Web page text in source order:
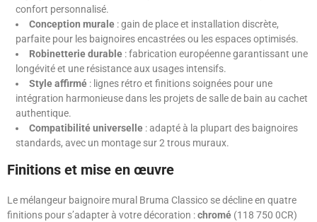
confort personnalisé.
Conception murale : gain de place et installation discrète,
parfaite pour les baignoires encastrées ou les espaces optimisés.
Robinetterie durable : fabrication européenne garantissant une
longévité et une résistance aux usages intensifs.
Style affirmé : lignes rétro et finitions soignées pour une
intégration harmonieuse dans les projets de salle de bain au cachet
authentique.
Compatibilité universelle : adapté à la plupart des baignoires
standards, avec un montage sur 2 trous muraux.
Finitions et mise en œuvre
Le mélangeur baignoire mural Bruma Classico se décline en quatre
finitions pour s’adapter à votre décoration :chromé (118 750 0CR)